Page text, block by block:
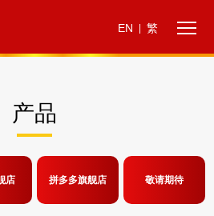
EN 繁
产品
店 拼多多旗舰店 敬请期待